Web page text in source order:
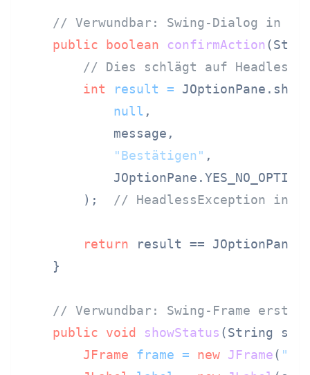
// Verwundbar: Swing-Dialog in
public
boolean confirmAction
// Dies schlägt auf Headless-
int
result =
null ,
            message,
"Bestätigen" ,
            JOptionPane.YES_NO_OPTION
        );
// HeadlessException in
return result ==
    }
// Verwundbar: Swing-Frame
public
void showStatus (String
JFrame
frame = new JFrame(